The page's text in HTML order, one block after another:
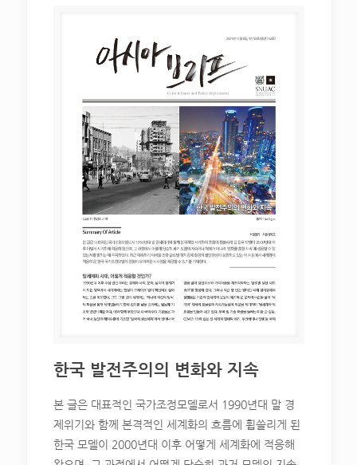
한국 발전주의의 변화와 지속
본 글은 대표적인 국가조정모델로서 1990년대 말 경
제위기와 함께 본격적인 세계화의 흐름에 휩쓸리게 된
한국 모델이 2000년대 이후 어떻게 세계화에 적응해